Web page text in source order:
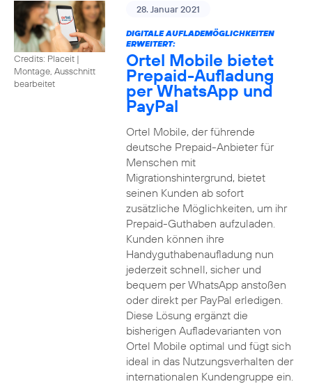
Credits: Placeit |
Montage, Ausschnitt
bearbeitet
28. Januar 2021
DIGITALE AUFLADEMÖGLICHKEITEN
ERWEITERT:
Ortel Mobile bietet
Prepaid-Aufladung
per WhatsApp und
PayPal
Ortel Mobile, der führende
deutsche Prepaid-Anbieter für
Menschen mit
Migrationshintergrund, bietet
seinen Kunden ab sofort
zusätzliche Möglichkeiten, um ihr
Prepaid-Guthaben aufzuladen.
Kunden können ihre
Handyguthabenaufladung nun
jederzeit schnell, sicher und
bequem per WhatsApp anstoßen
oder direkt per PayPal erledigen.
Diese Lösung ergänzt die
bisherigen Aufladevarianten von
Ortel Mobile optimal und fügt sich
ideal in das Nutzungsverhalten der
internationalen Kundengruppe ein.